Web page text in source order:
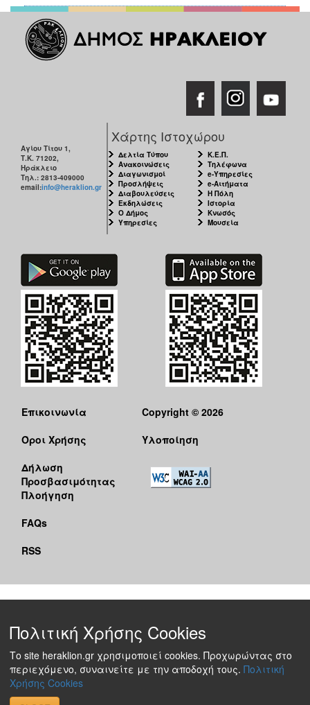
Αγίου Τίτου 1,
Τ.Κ. 71202,
Ηράκλειο
Τηλ.: 2813-409000
email:info@heraklion.gr
Χάρτης Ιστοχώρου
Δελτία Τύπου
Ανακοινώσεις
Διαγωνισμοί
Προσλήψεις
Διαβουλεύσεις
Εκδηλώσεις
Ο Δήμος
Υπηρεσίες
Κ.Ε.Π.
Τηλέφωνα
e-Υπηρεσίες
e-Αιτήματα
Η Πόλη
Ιστορία
Κνωσός
Μουσεία
Επικοινωνία
Όροι Χρήσης
Δήλωση
Προσβασιμότητας
Πλοήγηση
FAQs
RSS
Copyright © 2026
Υλοποίηση
Πολιτική Χρήσης Cookies
Το site heraklion.gr χρησιμοποιεί cookies. Προχωρώντας στο
περιεχόμενο, συναινείτε με την αποδοχή τους. Πολιτική
Χρήσης Cookies